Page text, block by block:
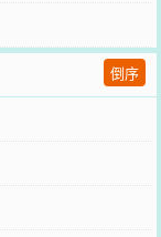
倒序